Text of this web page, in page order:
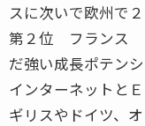
スに次いで欧州で２
第２位 フランス
だ強い成長ポテン
インターネットと
ギリスやドイツ、